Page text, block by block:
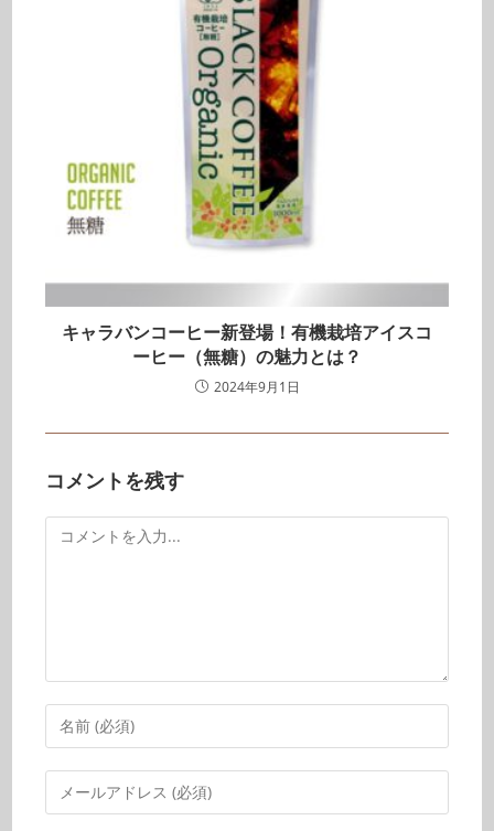
キャラバンコーヒー新登場！有機栽培アイスコ
ーヒー（無糖）の魅力とは？
2024年9月1日
コメントを残す